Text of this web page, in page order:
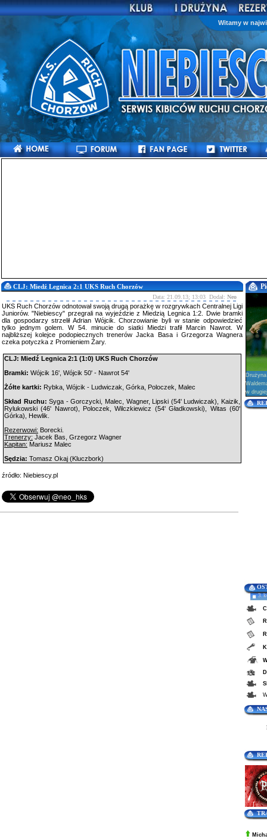
Witamy w
CLJ: Miedź Legnica 2:1 UKS Ruch Chorzów
Data: 21.09.13; 13:03 Dodał: Neo
UKS Ruch Chorzów odnotował swoją drugą porażkę w rozgrywkach Centralnej Ligi
Juniorów. "Niebiescy" przegrali na wyjeździe z Miedzią Legnica 1:2. Dwie bramki
dla gospodarzy strzelił Adrian Wójcik. Chorzowianie byli w stanie odpowiedzieć
tylko jednym golem. W 54. minucie do siatki Miedzi trafił Marcin Nawrot. W
najbliższej kolejce podopiecznych trenerów Jacka Basa i Grzegorza Wagnera
czeka potyczka z Promieniem Żary.
CLJ: Miedź Legnica 2:1 (1:0) UKS Ruch Chorzów
Bramki: Wójcik 16', Wójcik 50' - Nawrot 54'
Żółte kartki: Rybka, Wójcik - Ludwiczak, Górka, Poloczek, Malec
Skład Ruchu: Syga - Gorczycki, Malec, Wagner, Lipski (54' Ludwiczak), Kaizik,
Rylukowski (46' Nawrot), Poloczek, Wilczkiewicz (54' Gładkowski), Witas (60'
Górka), Hewlik.
Rezerwowi: Borecki.
Trenerzy: Jacek Bas, Grzegorz Wagner
Kapitan: Mariusz Malec
Sędzia: Tomasz Okaj (Kluczbork)
źródło: Niebiescy.pl
w
3.